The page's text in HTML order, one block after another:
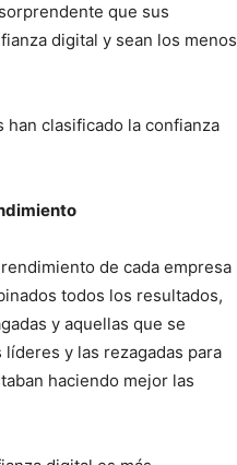
que sus
digital y sean los menos
han clasificado la confianza
de cada empresa
todos los resultados,
y aquellas que se
y las rezagadas para
haciendo mejor las